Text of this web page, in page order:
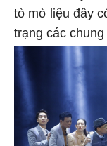
tò mò liệu đây
trạng các